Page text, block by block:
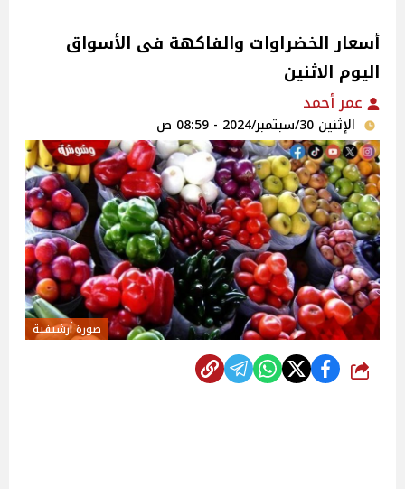
اليوم الاثنين
عمر أحمد
الإثنين 30/سبتمبر/2024 - 08:59 ص
صورة أرشيفية
شارك